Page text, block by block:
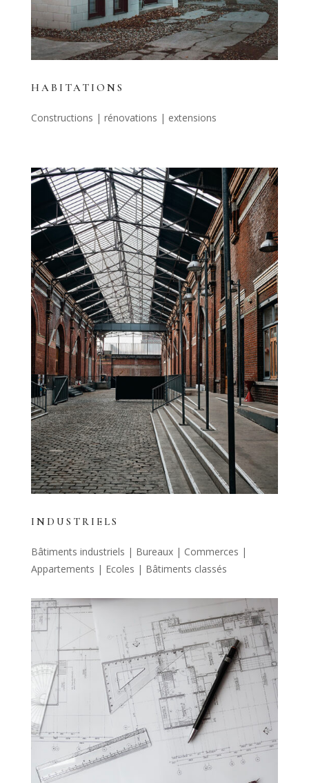
HABITATIONS
Constructions | rénovations | extensions
INDUSTRIELS
Bâtiments industriels | Bureaux | Commerces |
Appartements | Ecoles | Bâtiments classés